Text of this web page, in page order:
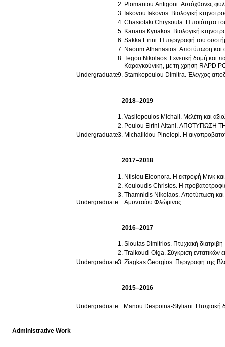
Undergraduate
Plomaritou Antigoni. Αυτόχθονες
Iakovou Iakovos. Βιολογική
Chasiotaki Chrysoula. Η ποιότητα
Kanaris Kyriakos. Βιολογική
Sakka Eirini. Η περιγραφή του
Naoum Athanasios. Αποτύπωση και
Tegou Nikolaos. Γενετική δομή και
Καραγκούνικη, με τη χρήση RAPD
Stamkopoulou Dimitra. Έλεγχος
2018–2019
Undergraduate
Vasilopoulos Michail. Μελέτη και
Poulou Eirini Altani. ΑΠΟΤΥΠΩΣΗ
Michailidou Pinelopi. Η
2017–2018
Undergraduate
Ntisiou Eleonora. Η εκτροφή Μινκ
Kouloudis Christos. Η
Thamnidis Nikolaos. Αποτύπωση και
Αμυνταίου Φλώρινας
2016–2017
Undergraduate
Sioutas Dimitrios. Πτυχιακή διατριβή
Traikoudi Olga. Σύγκριση εντατικών
Ziagkas Georgios. Περιγραφή της
2015–2016
Undergraduate Manou Despoina-Styliani. Πτυχιακή
Administrative Work